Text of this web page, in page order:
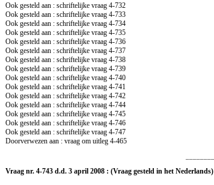
Ook gesteld aan : schriftelijke vraag 4-732
Ook gesteld aan : schriftelijke vraag 4-733
Ook gesteld aan : schriftelijke vraag 4-734
Ook gesteld aan : schriftelijke vraag 4-735
Ook gesteld aan : schriftelijke vraag 4-736
Ook gesteld aan : schriftelijke vraag 4-737
Ook gesteld aan : schriftelijke vraag 4-738
Ook gesteld aan : schriftelijke vraag 4-739
Ook gesteld aan : schriftelijke vraag 4-740
Ook gesteld aan : schriftelijke vraag 4-741
Ook gesteld aan : schriftelijke vraag 4-742
Ook gesteld aan : schriftelijke vraag 4-744
Ook gesteld aan : schriftelijke vraag 4-745
Ook gesteld aan : schriftelijke vraag 4-746
Ook gesteld aan : schriftelijke vraag 4-747
Doorverwezen aan : vraag om uitleg 4-465
Vraag nr. 4-743 d.d. 3 april 2008 : (Vraag gesteld in het Nederlands)